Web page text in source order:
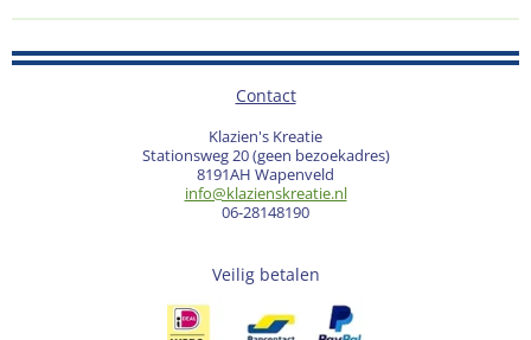
Contact
Klazien's Kreatie
Stationsweg 20 (geen bezoekadres)
8191AH Wapenveld
info@klazienskreatie.nl
06-28148190
Veilig betalen